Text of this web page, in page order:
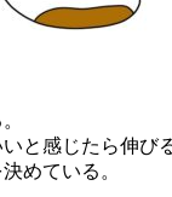
と感じたら伸びる
めている。